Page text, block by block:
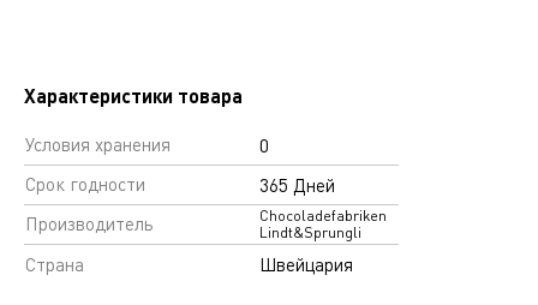
Характеристики товара
Условия хранения
0
Срок годности
365 Дней
Производитель
Chocoladefabriken
Lindt&Sprungli
Страна Швейцария